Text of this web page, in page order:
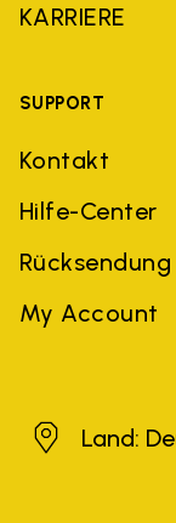
KARRIERE
SUPPORT
Kontakt
Hilfe-Center
My Account
Deutschland
Land: